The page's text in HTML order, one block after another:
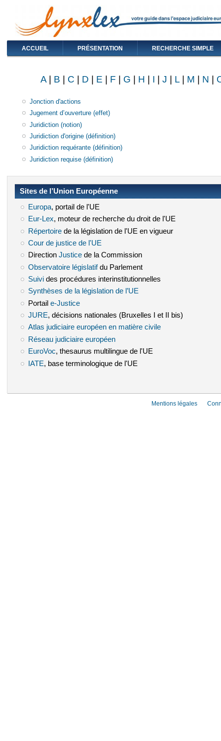
ACCUEIL PRÉSENTATION RECHERCHE SIMPLE
A B C D E F G H I |J L M N
Jonction d'actions
Jugement d’ouverture (effet)
Juridiction (notion)
Juridiction d'origine (définition)
Juridiction requérante (définition)
Juridiction requise (définition)
Sites de l’Union Européenne
Europa(le lien est externe)
, portail de l'UE
Eur-Lex(le lien est externe)
, moteur de recherche du droit de l'UE
Répertoire(le lien est externe)
de la législation de l'UE en vigueur
Cour de justice de l'UE
Direction Justice(le lien est externe)
de la Commission
Observatoire législatif(le lien est externe)
du Parlement
Suivi(le lien est externe)
des procédures interinstitutionnelles
Synthèses de la législation de l’UE
Portail e-Justice(le lien est externe)
JURE(le lien est externe)
, décisions nationales (Bruxelles I et II bis)
Atlas judiciaire européen en matière civile(le lien est externe)
Réseau judiciaire européen(le lien est externe)
EuroVoc(le lien est externe)
, thesaurus multilingue de l'UE
IATE (le lien est externe)
, base terminologique de l'UE
Mentions légales